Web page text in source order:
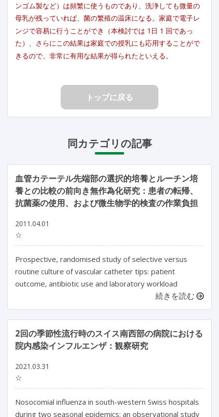
ンゴム製など）は頻繁に使うものであり、洗浄しても微量の
母乳が残っていれば、菌の繁殖の温床になる。家庭で電子レ
ンジで容易に行うことができ（本検討では 1日 1 回であっ
た）、さらにこの結果は家庭での授乳にも応用することがで
きるので、非常に有用な結果が得られたといえる。
トップに戻る
同カテゴリの記事
血管カテーテル先端部の選択的培養とルーチン培
養との比較の前向き無作為化研究：患者の転帰、
抗菌薬の使用、および微生物学的検査の作業負担
2011.04.01
☆
Prospective, randomised study of selective versus
routine culture of vascular catheter tips: patient
outcome, antibiotic use and laboratory workload
続きを読む
2回の季節性流行時のスイス南西部の病院における
院内感染インフルエンザ：観察研究
2021.03.31
☆
Nosocomial influenza in south-western Swiss hospitals
during two seasonal epidemics: an observational study